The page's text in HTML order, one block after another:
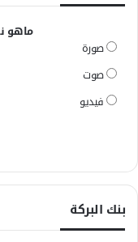
ماهو
صورة
صوت
فيديو
بنك البركة